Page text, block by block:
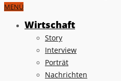
MENÜ
Wirtschaft
Story
Interview
Porträt
Nachrichten